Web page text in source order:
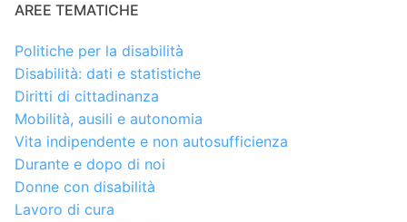
AREE TEMATICHE
Politiche per la disabilità
Disabilità: dati e statistiche
Diritti di cittadinanza
Mobilità, ausili e autonomia
Vita indipendente e non autosufficienza
Durante e dopo di noi
Donne con disabilità
Lavoro di cura